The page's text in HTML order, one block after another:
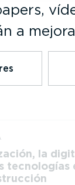
a
la
tecnologías